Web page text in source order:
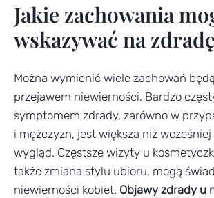
Jakie zachowania
wskazywać na
Można wymienić wiele zachowań
przejawem niewierności. Bardzo
symptomem zdrady, zarówno w
i mężczyzn, jest większa niż wcześniej
wygląd. Częstsze wizyty u
także zmiana stylu ubioru, mogą
niewierności kobiet. Objawy zdrady u